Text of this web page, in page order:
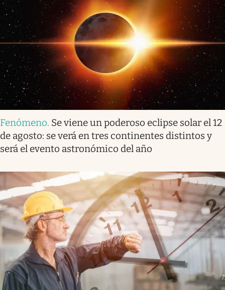
Fenómeno. Se viene un poderoso eclipse solar el 12
de agosto: se verá en tres continentes distintos y
será el evento astronómico del año